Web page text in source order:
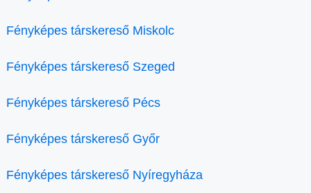
Fényképes társkereső Miskolc
Fényképes társkereső Szeged
Fényképes társkereső Pécs
Fényképes társkereső Győr
Fényképes társkereső Nyíregyháza